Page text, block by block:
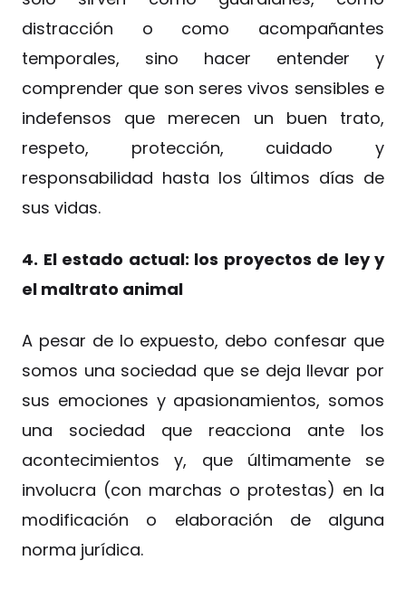
distracción o como acompañantes
temporales, sino hacer entender y
comprender que son seres vivos sensibles e
indefensos que merecen un buen trato,
respeto, protección, cuidado y
responsabilidad hasta los últimos días de
sus vidas.
4. El estado actual: los proyectos de ley y
el maltrato animal
A pesar de lo expuesto, debo confesar que
somos una sociedad que se deja llevar por
sus emociones y apasionamientos, somos
una sociedad que reacciona ante los
acontecimientos y, que últimamente se
involucra (con marchas o protestas) en la
modificación o elaboración de alguna
norma jurídica.